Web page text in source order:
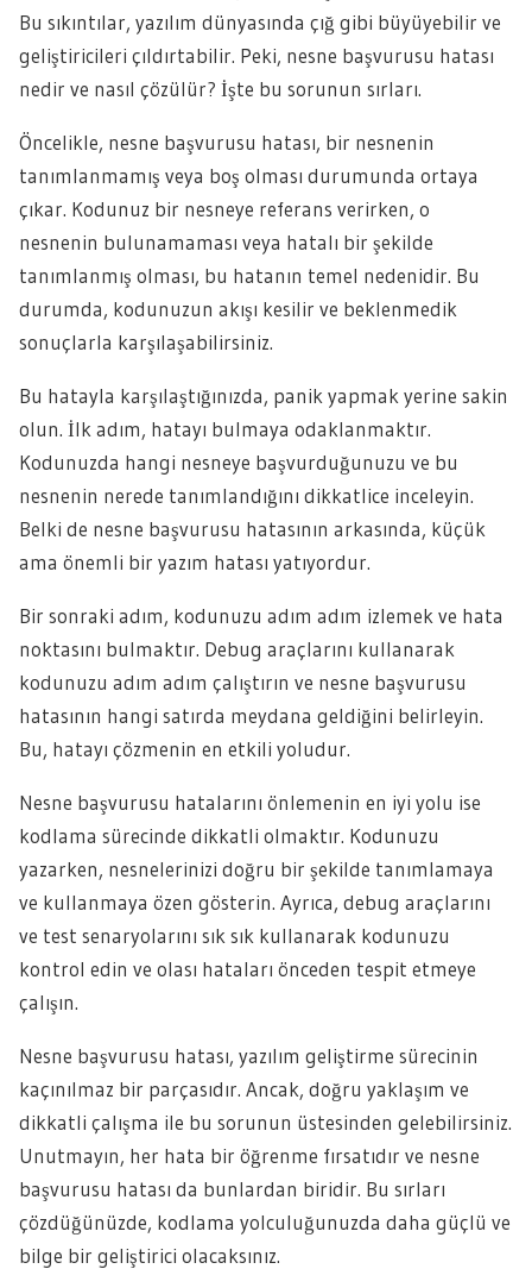
Bu sıkıntılar, yazılım dünyasında çığ gibi büyüyebilir ve
geliştiricileri çıldırtabilir. Peki, nesne başvurusu hatası
nedir ve nasıl çözülür? İşte bu sorunun sırları.
Öncelikle, nesne başvurusu hatası, bir nesnenin
tanımlanmamış veya boş olması durumunda ortaya
çıkar. Kodunuz bir nesneye referans verirken, o
nesnenin bulunamaması veya hatalı bir şekilde
tanımlanmış olması, bu hatanın temel nedenidir. Bu
durumda, kodunuzun akışı kesilir ve beklenmedik
sonuçlarla karşılaşabilirsiniz.
Bu hatayla karşılaştığınızda, panik yapmak yerine sakin
olun. İlk adım, hatayı bulmaya odaklanmaktır.
Kodunuzda hangi nesneye başvurduğunuzu ve bu
nesnenin nerede tanımlandığını dikkatlice inceleyin.
Belki de nesne başvurusu hatasının arkasında, küçük
ama önemli bir yazım hatası yatıyordur.
Bir sonraki adım, kodunuzu adım adım izlemek ve hata
noktasını bulmaktır. Debug araçlarını kullanarak
kodunuzu adım adım çalıştırın ve nesne başvurusu
hatasının hangi satırda meydana geldiğini belirleyin.
Bu, hatayı çözmenin en etkili yoludur.
Nesne başvurusu hatalarını önlemenin en iyi yolu ise
kodlama sürecinde dikkatli olmaktır. Kodunuzu
yazarken, nesnelerinizi doğru bir şekilde tanımlamaya
ve kullanmaya özen gösterin. Ayrıca, debug araçlarını
ve test senaryolarını sık sık kullanarak kodunuzu
kontrol edin ve olası hataları önceden tespit etmeye
çalışın.
Nesne başvurusu hatası, yazılım geliştirme sürecinin
kaçınılmaz bir parçasıdır. Ancak, doğru yaklaşım ve
dikkatli çalışma ile bu sorunun üstesinden gelebilirsiniz.
Unutmayın, her hata bir öğrenme fırsatıdır ve nesne
başvurusu hatası da bunlardan biridir. Bu sırları
çözdüğünüzde, kodlama yolculuğunuzda daha güçlü ve
bilge bir geliştirici olacaksınız.